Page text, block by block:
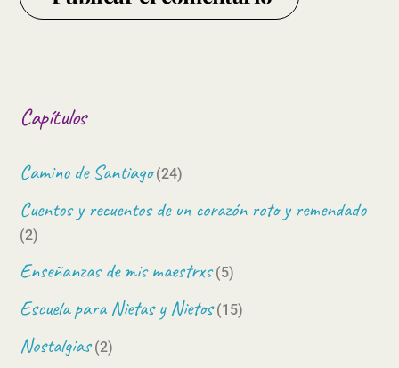
Capítulos
Camino de Santiago(24)
Cuentos y recuentos de un corazón roto y remendado
(2)
Enseñanzas de mis maestrxs(5)
Escuela para Nietas y Nietos(15)
Nostalgias(2)